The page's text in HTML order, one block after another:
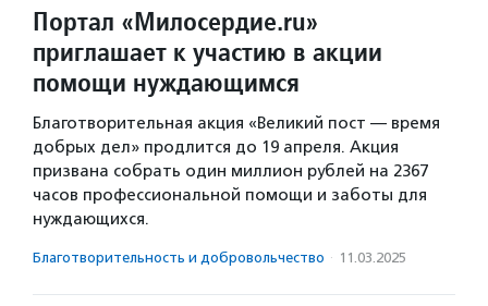
Портал «Милосердие.ru»
приглашает к участию в акции
помощи нуждающимся
Благотворительная акция «Великий пост — время
добрых дел» продлится до 19 апреля. Акция
призвана собрать один миллион рублей на 2367
часов профессиональной помощи и заботы для
нуждающихся.
Благотвори­тель­ность и доброволь­чест­во · 11.03.2025